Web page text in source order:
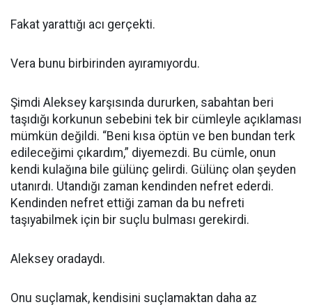
Fakat yarattığı acı gerçekti.
Vera bunu birbirinden ayıramıyordu.
Şimdi Aleksey karşısında dururken, sabahtan beri
taşıdığı korkunun sebebini tek bir cümleyle açıklaması
mümkün değildi. “Beni kısa öptün ve ben bundan terk
edileceğimi çıkardım,” diyemezdi. Bu cümle, onun
kendi kulağına bile gülünç gelirdi. Gülünç olan şeyden
utanırdı. Utandığı zaman kendinden nefret ederdi.
Kendinden nefret ettiği zaman da bu nefreti
taşıyabilmek için bir suçlu bulması gerekirdi.
Aleksey oradaydı.
Onu suçlamak, kendisini suçlamaktan daha az